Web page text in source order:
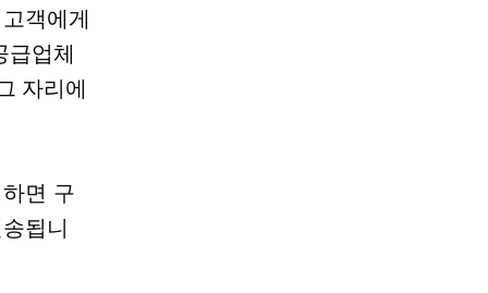
객에게
업체
자리에
면 구
됩니